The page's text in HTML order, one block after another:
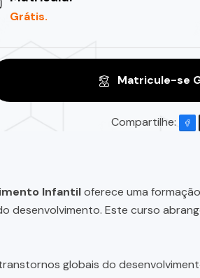
Grátis.
Matricule-se
Compartilhe:
Infantiloferece uma
Este curso
globais do